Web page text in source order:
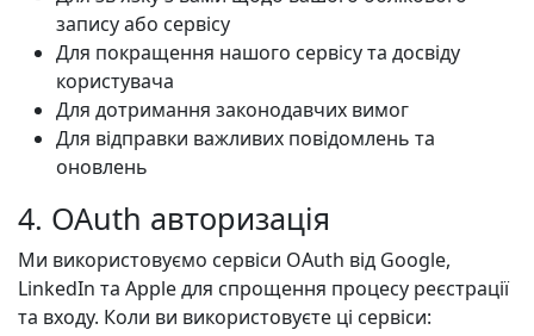
запису або сервісу
Для покращення нашого сервісу та досвіду
користувача
Для дотримання законодавчих вимог
Для відправки важливих повідомлень та
оновлень
4. OAuth авторизація
Ми використовуємо сервіси OAuth від Google,
LinkedIn та Apple для спрощення процесу реєстрації
та входу. Коли ви використовуєте ці сервіси: